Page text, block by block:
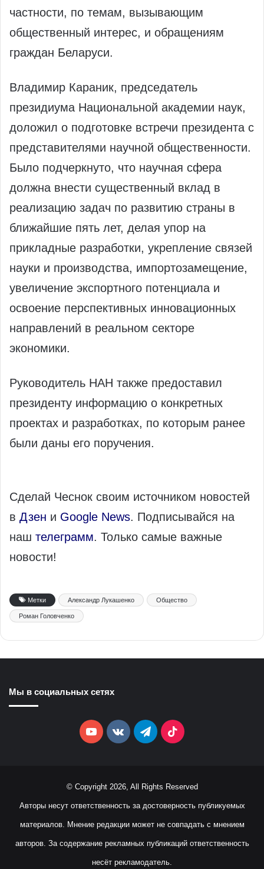
частности, по темам, вызывающим
общественный интерес, и обращениям
граждан Беларуси.
Владимир Караник, председатель
президиума Национальной академии наук,
доложил о подготовке встречи президента с
представителями научной общественности.
Было подчеркнуто, что научная сфера
должна внести существенный вклад в
реализацию задач по развитию страны в
ближайшие пять лет, делая упор на
прикладные разработки, укрепление связей
науки и производства, импортозамещение,
увеличение экспортного потенциала и
освоение перспективных инновационных
направлений в реальном секторе
экономики.
Руководитель НАН также предоставил
президенту информацию о конкретных
проектах и разработках, по которым ранее
были даны его поручения.
Сделай Чеснок своим источником новостей
в Дзен и Google News. Подписывайся на
наш телеграмм. Только самые важные
новости!
Метки Александр Лукашенко Общество
Роман Головченко
Мы в социальных сетях
YouTubevk.comTelegramTikTok
© Copyright 2026, All Rights Reserved
Авторы несут ответственность за достоверность публикуемых
материалов. Мнение редакции может не совпадать с мнением
авторов. За содержание рекламных публикаций ответственность
несёт рекламодатель.